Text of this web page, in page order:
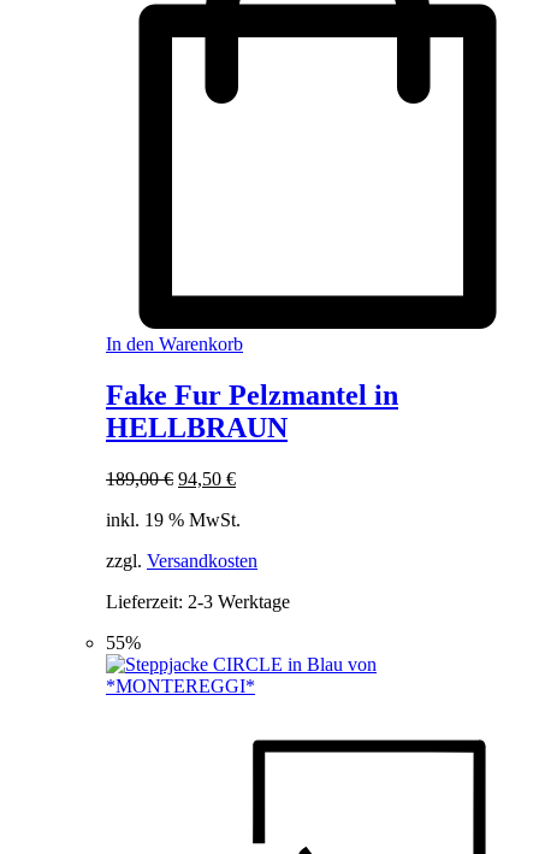
In den Warenkorb
Fake Fur Pelzmantel in
HELLBRAUN
189,00€ Ursprünglicher
war:
94,50 €Aktueller
ist:
inkl. 19 % MwSt.
zzgl. Versandkosten
Lieferzeit: 2-3 Werktage
55%